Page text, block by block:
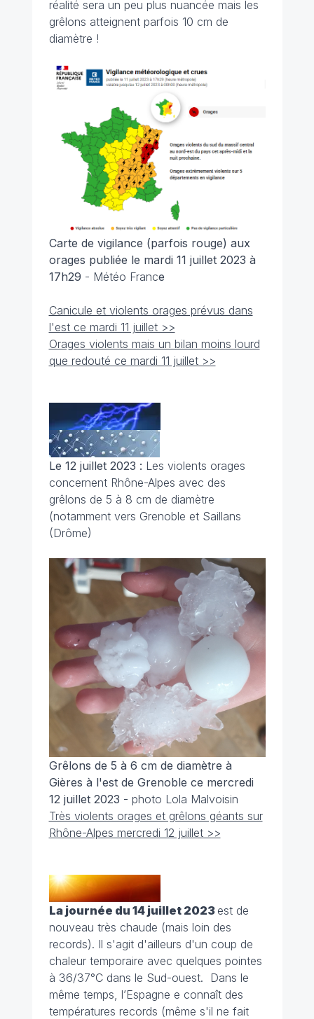
réalité sera un peu plus nuancée mais les
grêlons atteignent parfois 10 cm de
diamètre !
Carte de vigilance (parfois rouge) aux
orages publiée le mardi 11 juillet 2023 à
17h29 - Météo France
Canicule et violents orages prévus dans
l'est ce mardi 11 juillet >>
Orages violents mais un bilan moins lourd
que redouté ce mardi 11 juillet >>
Le 12 juillet 2023 : Les violents orages
concernent Rhône-Alpes avec des
grêlons de 5 à 8 cm de diamètre
(notamment vers Grenoble et Saillans
(Drôme)
Grêlons de 5 à 6 cm de diamètre à
Gières à l'est de Grenoble ce mercredi
12 juillet 2023 - photo Lola Malvoisin
Très violents orages et grêlons géants sur
Rhône-Alpes mercredi 12 juillet >>
La journée du 14 juillet 2023 est de
nouveau très chaude (mais loin des
records). Il s'agit d'ailleurs d'un coup de
chaleur temporaire avec quelques pointes
à 36/37°C dans le Sud-ouest. Dans le
même temps, l’Espagne e connaît des
températures records (même s'il ne fait